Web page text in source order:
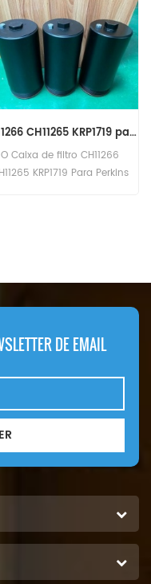
CH11266 CH11265 KRP1719 para caixa de filtro Perkins
O Caixa de filtro CH11266
KRP1719 Para Perkins
DE EMAIL